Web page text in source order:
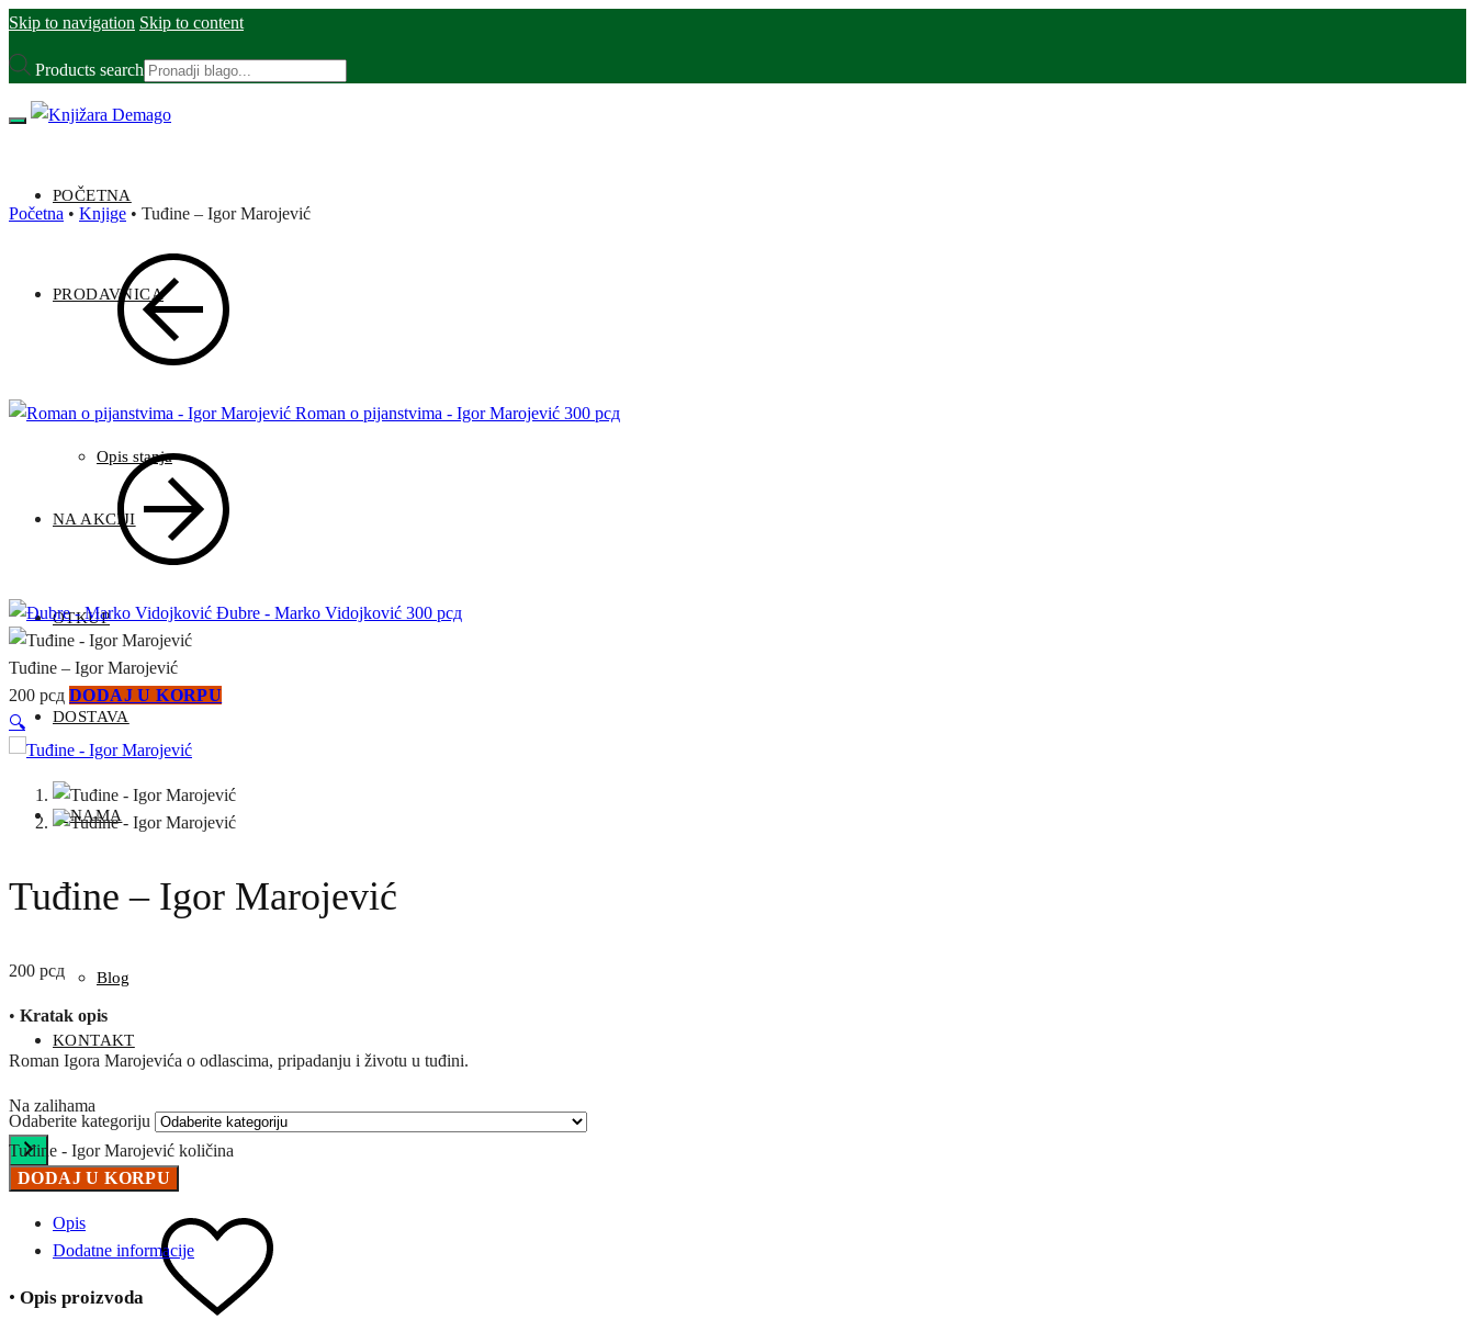
Skip to navigation Skip to content
Products search
POČETNA
PRODAVNICA
Opis stanja
NA AKCIJI
OTKUP
DOSTAVA
O NAMA
Blog
KONTAKT
Odaberite kategoriju
Početna • Knjige • Tuđine – Igor Marojević
Roman o pijanstvima - Igor Marojević 300 рсд
Đubre - Marko Vidojković 300 рсд
Tuđine – Igor Marojević
200 рсд DODAJ U KORPU
🔍
Tuđine – Igor Marojević
200 рсд
• Kratak opis
Roman Igora Marojevića o odlascima, pripadanju i životu u tuđini.
Na zalihama
Tuđine - Igor Marojević količina
DODAJ U KORPU
Opis
Dodatne informacije
• Opis proizvoda